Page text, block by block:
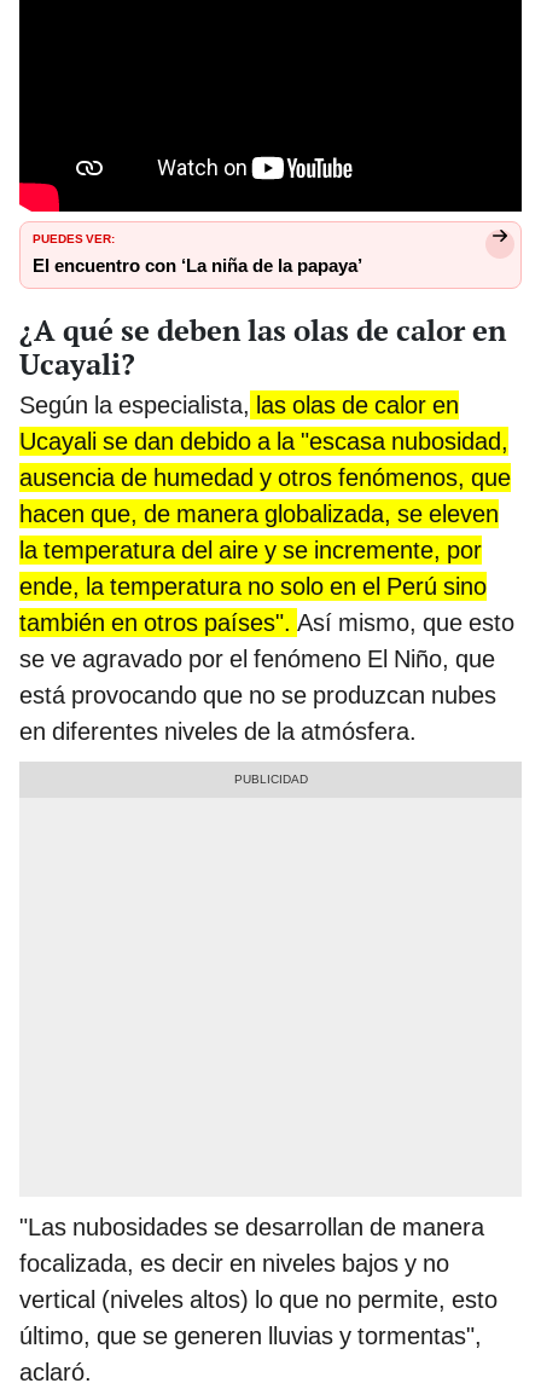
PUEDES VER:
El encuentro con ‘La niña de la papaya’
¿A qué se deben las olas de calor en
Ucayali?
Según la especialista, las olas de calor en
Ucayali se dan debido a la "escasa nubosidad,
ausencia de humedad y otros fenómenos, que
hacen que, de manera globalizada, se eleven
la temperatura del aire y se incremente, por
ende, la temperatura no solo en el Perú sino
también en otros países". Así mismo, que esto
se ve agravado por el fenómeno El Niño, que
está provocando que no se produzcan nubes
en diferentes niveles de la atmósfera.
"Las nubosidades se desarrollan de manera
focalizada, es decir en niveles bajos y no
vertical (niveles altos) lo que no permite, esto
último, que se generen lluvias y tormentas",
aclaró.